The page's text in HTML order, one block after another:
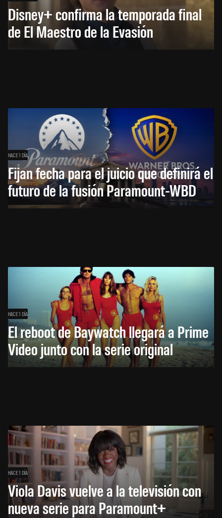
Disney+ confirma la temporada final
de El Maestro de la Evasión
HACE 1 DÍA
Fijan fecha para el juicio que definirá el
futuro de la fusión Paramount-WBD
HACE 1 DÍA
El reboot de Baywatch llegará a Prime
Video junto con la serie original
HACE 1 DÍA
Viola Davis vuelve a la televisión con
nueva serie para Paramount+